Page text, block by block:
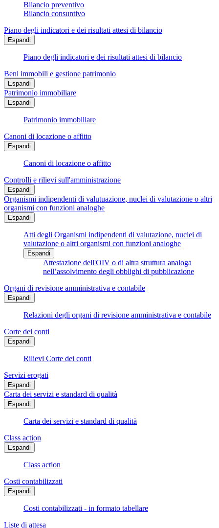
Bilancio preventivo
Bilancio consuntivo
Piano degli indicatori e dei risultati attesi di bilancio
Espandi
Piano degli indicatori e dei risultati attesi di bilancio
Beni immobili e gestione patrimonio
Espandi
Patrimonio immobiliare
Espandi
Patrimonio immobiliare
Canoni di locazione o affitto
Espandi
Canoni di locazione o affitto
Controlli e rilievi sull'amministrazione
Espandi
Organismi indipendenti di valutuazione, nuclei di valutazione o altri
organismi con funzioni analoghe
Espandi
Atti degli Organismi indipendenti di valutazione, nuclei di
valutazione o altri organismi con funzioni analoghe
Espandi
Attestazione dell'OIV o di altra struttura analoga
nell’assolvimento degli obblighi di pubblicazione
Organi di revisione amministrativa e contabile
Espandi
Relazioni degli organi di revisione amministrativa e contabile
Corte dei conti
Espandi
Rilievi Corte dei conti
Servizi erogati
Espandi
Carta dei servizi e standard di qualità
Espandi
Carta dei servizi e standard di qualità
Class action
Espandi
Class action
Costi contabilizzati
Espandi
Costi contabilizzati - in formato tabellare
Liste di attesa